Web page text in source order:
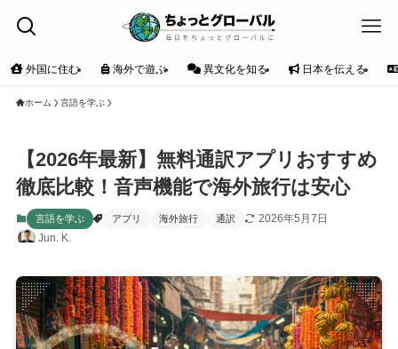
外国に住む 海外で遊ぶ 異文化を知る 日本を伝える
ホーム 言語を学ぶ
【2026年最新】無料通訳アプリおすすめ
徹底比較！音声機能で海外旅行は安心
言語を学ぶ アプリ 海外旅行 通訳
2026年5月7日
Jun. K.